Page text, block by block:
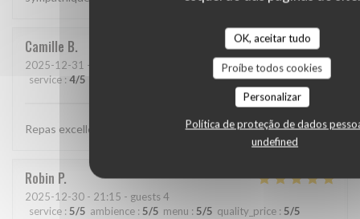
OK, aceitar tudo
Proíbe todos cookies
Personalizar
Política de proteção de dados
undefined
Camille B
2025-12-31 - 19:15 - guests 2
service : 4/5 quality_price:4/5
Repas excellent, de très bonne qualité
Robin P
2025-12-30 - 21:15 - guests 4
service : 5/5 ambience : 5/5 menu : 5/5 quality_price : 5/5